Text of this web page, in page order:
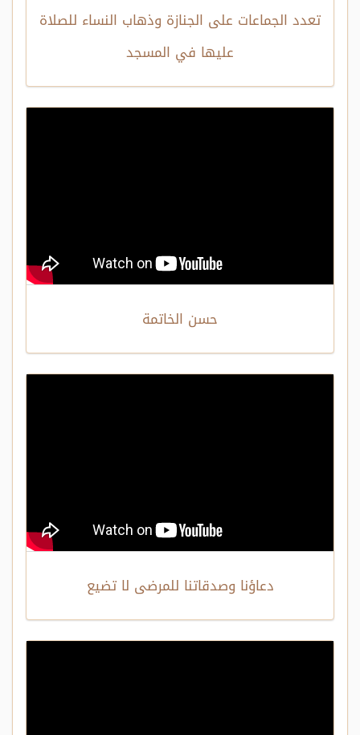
تعدد الجماعات على الجنازة وذهاب النساء للصلاة
عليها في المسجد
حسن الخاتمة
دعاؤنا وصدقاتنا للمرضى لا تضيع